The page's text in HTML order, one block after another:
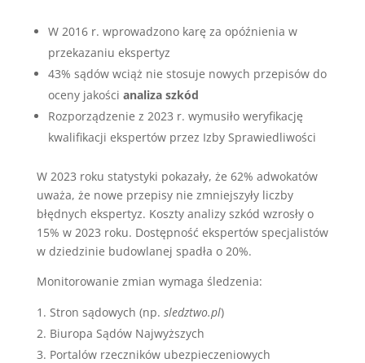
W 2016 r. wprowadzono karę za opóźnienia w
przekazaniu ekspertyz
43% sądów wciąż nie stosuje nowych przepisów do
oceny jakości analiza szkód
Rozporządzenie z 2023 r. wymusiło weryfikację
kwalifikacji ekspertów przez Izby Sprawiedliwości
W 2023 roku statystyki pokazały, że 62% adwokatów
uważa, że nowe przepisy nie zmniejszyły liczby
błędnych ekspertyz. Koszty analizy szkód wzrosły o
15% w 2023 roku. Dostępność ekspertów specjalistów
w dziedzinie budowlanej spadła o 20%.
Monitorowanie zmian wymaga śledzenia:
Stron sądowych (np. sledztwo.pl)
Biuropa Sądów Najwyższych
Portalów rzeczników ubezpieczeniowych